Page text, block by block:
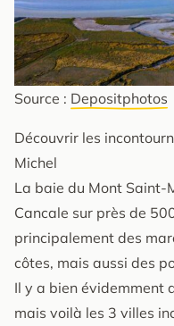
Source : Depositphotos
Découvrir les
Michel
La baie du Mont Saint-
Cancale sur près de
principalement des
côtes, mais aussi des
Il y a bien évidemment
mais voilà les 3 villes